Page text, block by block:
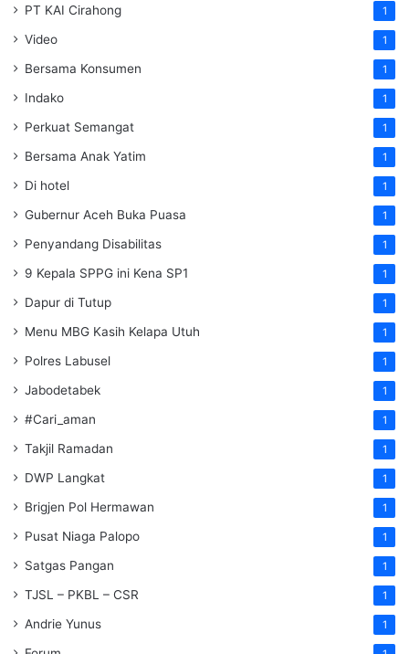
PT KAI Cirahong 1
Video 1
Bersama Konsumen 1
Indako 1
Perkuat Semangat 1
Bersama Anak Yatim 1
Di hotel 1
Gubernur Aceh Buka Puasa 1
Penyandang Disabilitas 1
9 Kepala SPPG ini Kena SP1 1
Dapur di Tutup 1
Menu MBG Kasih Kelapa Utuh 1
Polres Labusel 1
Jabodetabek 1
#Cari_aman 1
Takjil Ramadan 1
DWP Langkat 1
Brigjen Pol Hermawan 1
Pusat Niaga Palopo 1
Satgas Pangan 1
TJSL – PKBL – CSR 1
Andrie Yunus 1